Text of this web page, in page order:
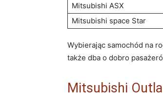
Mitsubishi ASX
Mitsubishi space Star
Wybierając samochód na
także dba o dobro
Mitsubishi